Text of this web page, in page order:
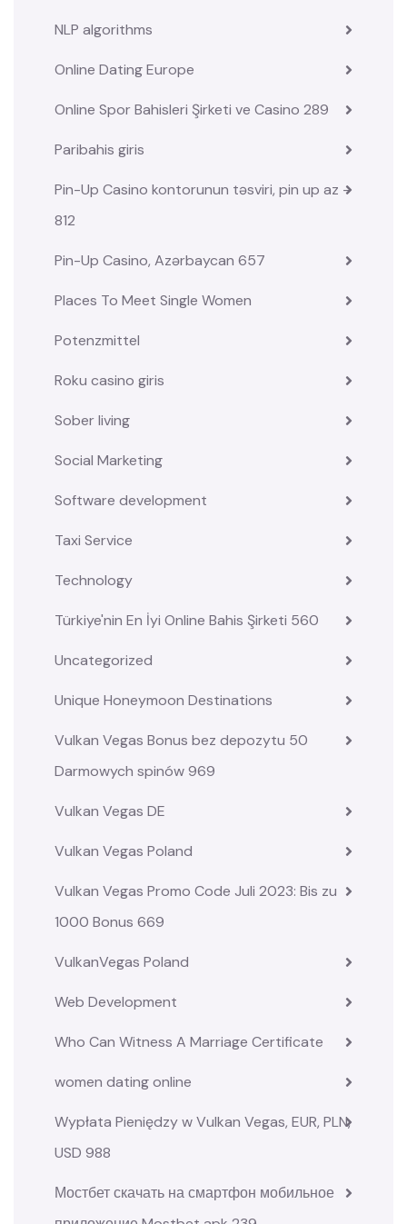
NLP algorithms
Online Dating Europe
Online Spor Bahisleri Şirketi ve Casino 289
Paribahis giris
Pin-Up Casino kontorunun təsviri, pin up az –
812
Pin-Up Casino, Azərbaycan 657
Places To Meet Single Women
Potenzmittel
Roku casino giris
Sober living
Social Marketing
Software development
Taxi Service
Technology
Türkiye'nin En İyi Online Bahis Şirketi 560
Uncategorized
Unique Honeymoon Destinations
Vulkan Vegas Bonus bez depozytu 50
Darmowych spinów 969
Vulkan Vegas DE
Vulkan Vegas Poland
Vulkan Vegas Promo Code Juli 2023: Bis zu
1000 Bonus 669
VulkanVegas Poland
Web Development
Who Can Witness A Marriage Certificate
women dating online
Wypłata Pieniędzy w Vulkan Vegas, EUR, PLN,
USD 988
Мостбет скачать на смартфон мобильное